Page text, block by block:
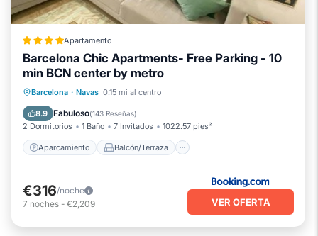
Apartamento
Barcelona Chic Apartments- Free Parking - 10
min BCN center by metro
Barcelona · Navas 0.15 mi al centro
8.9 Fabuloso(143 Reseñas)
2 Dormitorios 1 Baño 7 Invitados 1022.57 pies²
Aparcamiento Balcón/Terraza
Aparcamiento
Balcón/Terraza
Aire acondicionado
€316/noche
7 noches - €2,209 VER OFERTA